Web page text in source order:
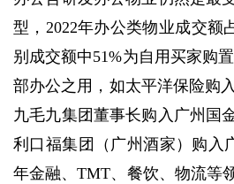
型，2022年办公类物业成交额
别成交额中51%为自用买家购
部办公之用，如太平洋保险购
九毛九集团董事长购入广州国
利口福集团（广州酒家）购入
年金融、TMT、餐饮、物流等